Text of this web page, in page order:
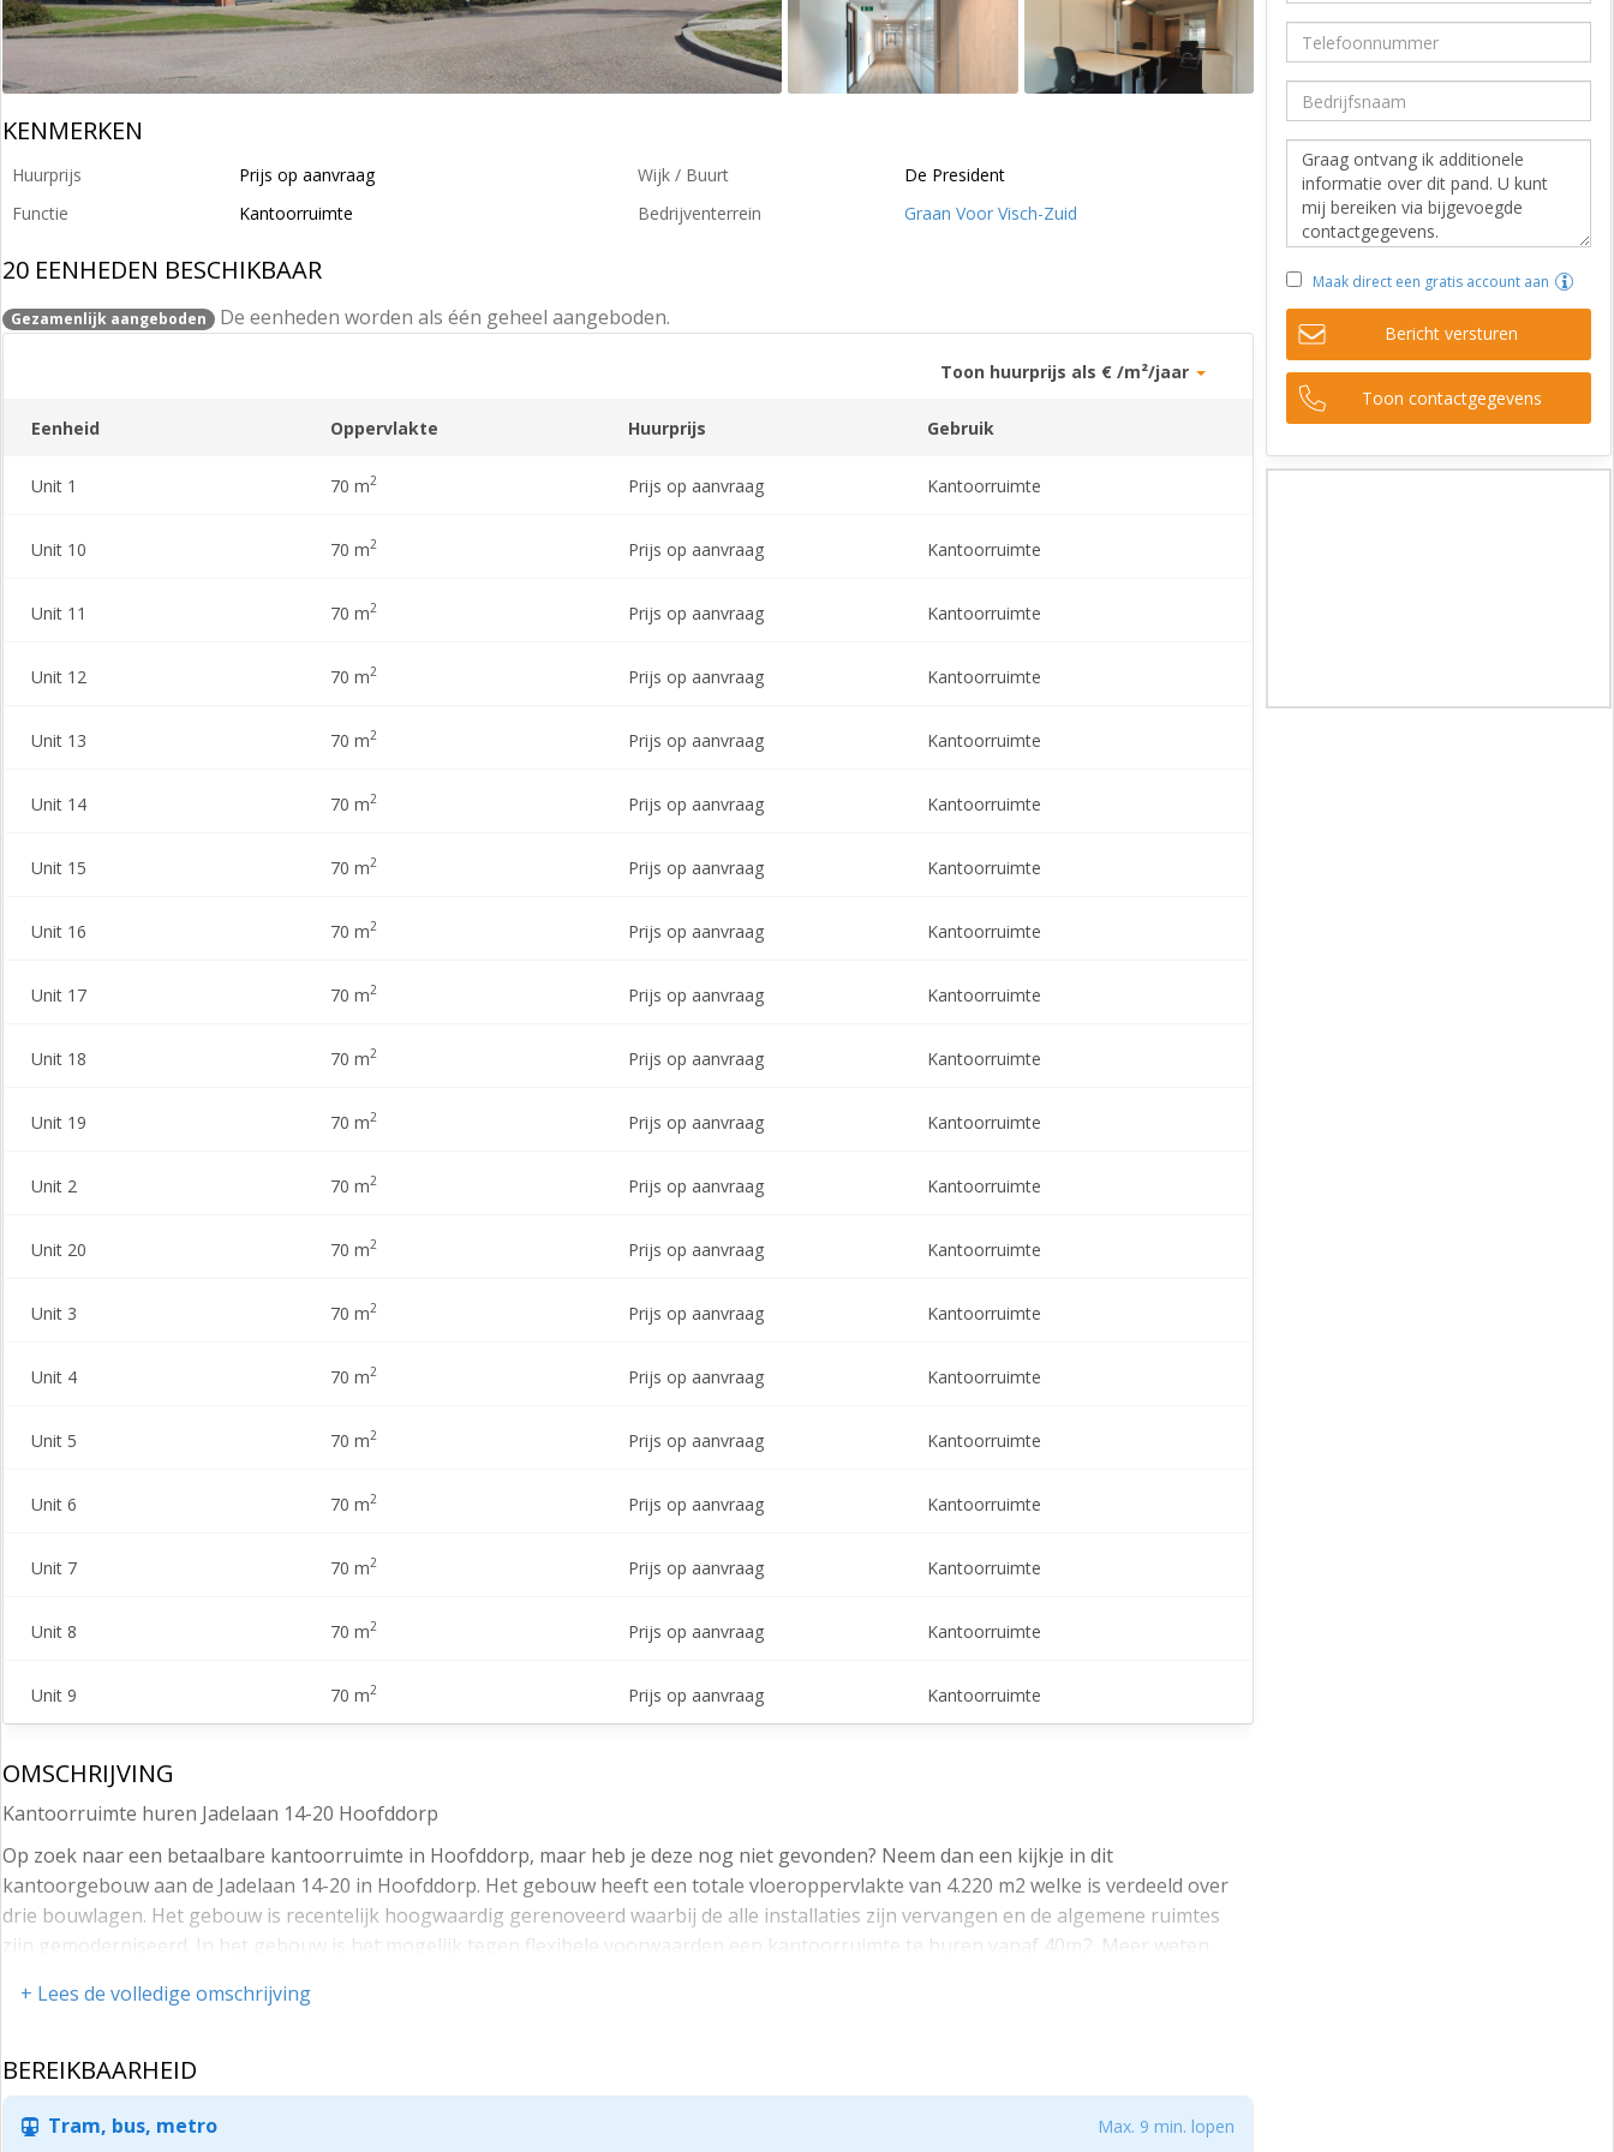
KENMERKEN
Huurprijs
Prijs op aanvraag
Functie
Kantoorruimte
Wijk / Buurt
De President
Bedrijventerrein
Graan Voor Visch-Zuid
20 EENHEDEN BESCHIKBAAR
Gezamenlijk aangeboden De eenheden worden als één geheel aangeboden.
Toon huurprijs als € /m²/jaar
Eenheid Oppervlakte Huurprijs Gebruik
Unit 1 70 m2 Prijs op aanvraag Kantoorruimte
Unit 10 70 m2 Prijs op aanvraag Kantoorruimte
Unit 11 70 m2 Prijs op aanvraag Kantoorruimte
Unit 12 70 m2 Prijs op aanvraag Kantoorruimte
Unit 13 70 m2 Prijs op aanvraag Kantoorruimte
Unit 14 70 m2 Prijs op aanvraag Kantoorruimte
Unit 15 70 m2 Prijs op aanvraag Kantoorruimte
Unit 16 70 m2 Prijs op aanvraag Kantoorruimte
Unit 17 70 m2 Prijs op aanvraag Kantoorruimte
Unit 18 70 m2 Prijs op aanvraag Kantoorruimte
Unit 19 70 m2 Prijs op aanvraag Kantoorruimte
Unit 2 70 m2 Prijs op aanvraag Kantoorruimte
Unit 20 70 m2 Prijs op aanvraag Kantoorruimte
Unit 3 70 m2 Prijs op aanvraag Kantoorruimte
Unit 4 70 m2 Prijs op aanvraag Kantoorruimte
Unit 5 70 m2 Prijs op aanvraag Kantoorruimte
Unit 6 70 m2 Prijs op aanvraag Kantoorruimte
Unit 7 70 m2 Prijs op aanvraag Kantoorruimte
Unit 8 70 m2 Prijs op aanvraag Kantoorruimte
Unit 9 70 m2 Prijs op aanvraag Kantoorruimte
OMSCHRIJVING
Kantoorruimte huren Jadelaan 14-20 Hoofddorp
Op zoek naar een betaalbare kantoorruimte in Hoofddorp, maar heb je deze nog niet gevonden? Neem dan een kijkje in dit
kantoorgebouw aan de Jadelaan 14-20 in Hoofddorp. Het gebouw heeft een totale vloeroppervlakte van 4.220 m2 welke is verdeeld over
drie bouwlagen. Het gebouw is recentelijk hoogwaardig gerenoveerd waarbij de alle installaties zijn vervangen en de algemene ruimtes
zijn gemoderniseerd. In het gebouw is het mogelijk tegen flexibele voorwaarden een kantoorruimte te huren vanaf 40m2. Meer weten
graag verder.
riante entree met receptieservice, een overdekte fietsenstalling en zijn diverse lounges aanwezig waar je in informele setting kan
+ Lees de volledige omschrijving
BEREIKBAARHEID
Tram, bus, metro Max. 9 min. lopen
Maak direct een gratis account aan
Bericht versturen
Toon contactgegevens